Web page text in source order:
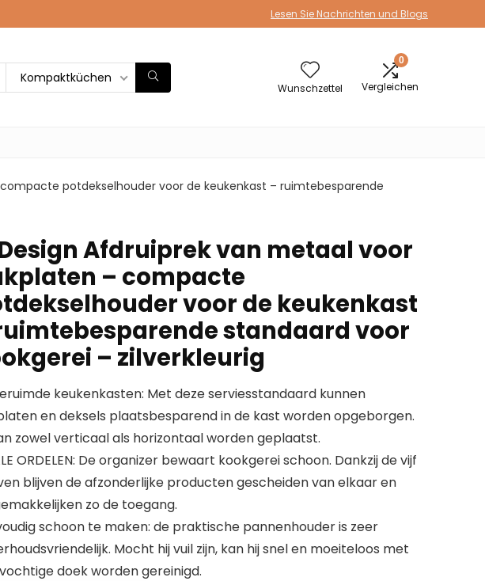
Lesen Sie Nachrichten und Blogs
Kompaktküchen
Wunschzettel
0
Vergleichen
potdekselhouder voor de keukenkast – ruimtebesparende
Afdruiprek van metaal voor
– compacte
voor de keukenkast
standaard voor
– zilverkleurig
keukenkasten: Met deze serviesstandaard kunnen
en deksels plaatsbesparend in de kast worden opgeborgen.
zowel verticaal als horizontaal worden geplaatst.
ORDELEN: De organizer bewaart kookgerei schoon. Dankzij de vijf
blijven de afzonderlijke producten gescheiden van elkaar en
zo de toegang.
schoon te maken: de praktische pannenhouder is zeer
Mocht hij vuil zijn, kan hij snel en moeiteloos met
doek worden gereinigd.